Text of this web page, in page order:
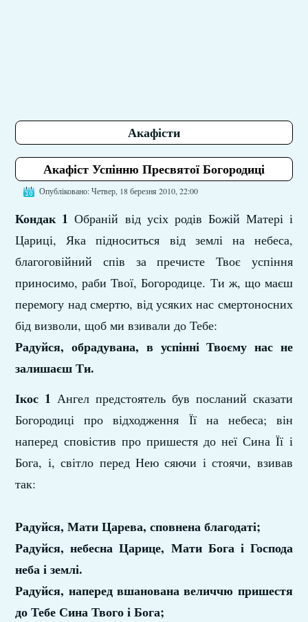
Акафісти
Акафіст Успінню Пресвятої Богородиці
Опубліковано: Четвер, 18 березня 2010, 22:00
Кондак 1 Обраній від усіх родів Божій Матері і
Цариці, Яка підноситься від землі на небеса,
благоговійний спів за пречисте Твоє успіння
приносимо, раби Твої, Богородице. Ти ж, що маєш
перемогу над смертю, від усяких нас смертоносних
бід визволи, щоб ми взивали до Тебе:
Радуйся, обрадувана, в успінні Твоєму нас не
залишаєш Ти.
Ікос 1 Ангел предстоятель був посланий сказати
Богородиці про відходження Її на небеса; він
наперед сповістив про пришестя до неї Сина Її і
Бога, і, світло перед Нею сяючи і стоячи, взивав
так:
Радуйся, Мати Царева, сповнена благодаті;
Радуйся, небесна Царице, Мати Бога і Господа
неба і землі.
Радуйся, наперед вшанована величчю пришестя
до Тебе Сина Твого і Бога;